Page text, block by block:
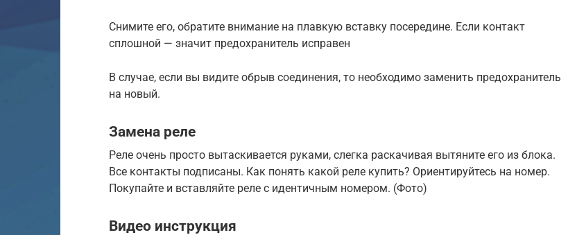
Снимите его, обратите внимание на плавкую вставку посередине. Если контакт
сплошной — значит предохранитель исправен
В случае, если вы видите обрыв соединения, то необходимо заменить предохранитель
на новый.
Замена реле
Реле очень просто вытаскивается руками, слегка раскачивая вытяните его из блока.
Все контакты подписаны. Как понять какой реле купить? Ориентируйтесь на номер.
Покупайте и вставляйте реле с идентичным номером. (Фото)
Видео инструкция